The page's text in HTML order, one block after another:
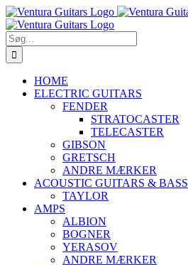
Skip
to
content
Søg
efter:
HOME
ELECTRIC GUITARS
FENDER
STRATOCASTER
TELECASTER
GIBSON
GRETSCH
ANDRE MÆRKER
ACOUSTIC GUITARS & BASS
TAYLOR
AMPS
ALBION
BOGNER
YERASOV
ANDRE MÆRKER